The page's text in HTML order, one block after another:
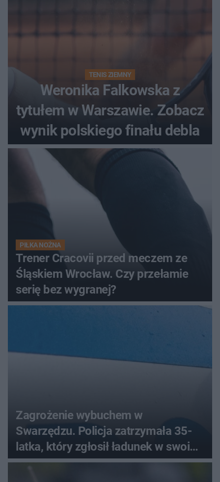
TENIS ZIEMNY
Weronika Falkowska z
tytułem w Warszawie. Zobacz
wynik polskiego finału debla
PIŁKA NOŻNA
Trener Cracovii przed meczem ze
Śląskiem Wrocław. Czy przełamie
serię bez wygranej?
Zagrożenie wybuchem w
Swarzędzu. Policja zatrzymała 35-
latka, który zgłosił ładunek w swoim
aucie